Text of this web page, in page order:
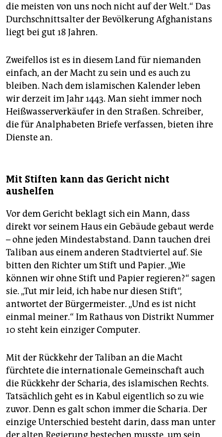
die meisten von uns noch nicht auf der Welt.“ Das
Durchschnittsalter der Bevölkerung Afghanistans
liegt bei gut 18 Jahren.
Zweifellos ist es in diesem Land für niemanden
einfach, an der Macht zu sein und es auch zu
bleiben. Nach dem islamischen Kalender leben
wir derzeit im Jahr 1443. Man sieht immer noch
Heißwasserverkäufer in den Straßen. Schreiber,
die für Analphabeten Briefe verfassen, bieten ihre
Dienste an.
Mit Stiften kann das Gericht nicht
aushelfen
Vor dem Gericht beklagt sich ein Mann, dass
direkt vor seinem Haus ein Gebäude gebaut werde
– ohne jeden Mindestabstand. Dann tauchen drei
Taliban aus einem anderen Stadtviertel auf. Sie
bitten den Richter um Stift und Papier. „Wie
können wir ohne Stift und Papier regieren?“ sagen
sie. „Tut mir leid, ich habe nur diesen Stift“,
antwortet der Bürgermeister. „Und es ist nicht
einmal meiner.“ Im Rathaus von Distrikt Nummer
10 steht kein einziger Computer.
Mit der Rückkehr der Taliban an die Macht
fürchtete die internationale Gemeinschaft auch
die Rückkehr der Scharia, des islamischen Rechts.
Tatsächlich geht es in Kabul eigentlich so zu wie
zuvor. Denn es galt schon immer die Scharia. Der
einzige Unterschied besteht darin, dass man unter